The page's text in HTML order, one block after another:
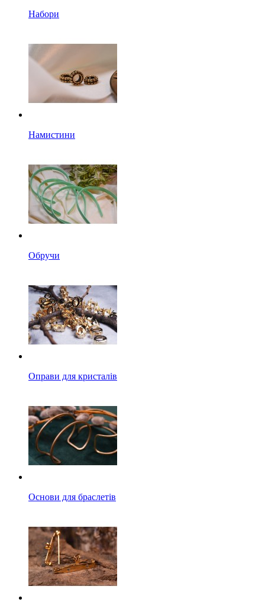
Набори
Намистини
Обручи
Оправи для кристалів
Основи для браслетів